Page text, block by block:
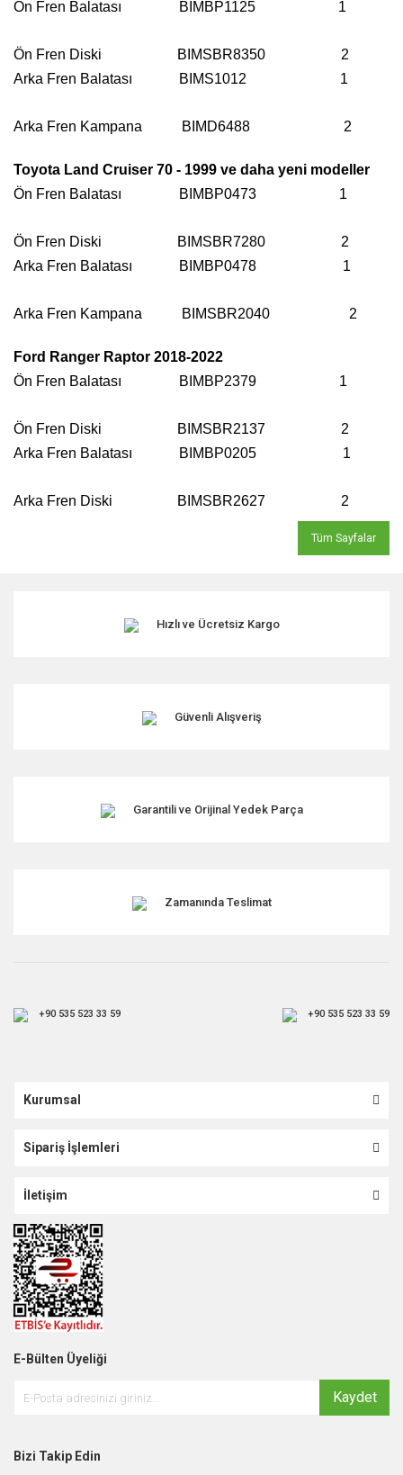
Ön Fren Balatası BIMBP1125
1
Ön Fren Diski BIMSBR8350 2
Arka Fren Balatası BIMS1012
1
Arka Fren Kampana BIMD6488 2
Toyota Land Cruiser 70 - 1999 ve daha yeni modeller
Ön Fren Balatası BIMBP0473
1
Ön Fren Diski BIMSBR7280 2
Arka Fren Balatası BIMBP0478
1
Arka Fren Kampana BIMSBR2040 2
Ford Ranger Raptor 2018-2022
Ön Fren Balatası BIMBP2379
1
Ön Fren Diski BIMSBR2137 2
Arka Fren Balatası BIMBP0205
1
Arka Fren Diski BIMSBR2627 2
Tüm Sayfalar
Hızlı ve Ücretsiz Kargo
Güvenli Alışveriş
Garantili ve Orijinal Yedek Parça
Zamanında Teslimat
+90 535 523 33 59 +90 535 523 33 59
Kurumsal
Sipariş İşlemleri
İletişim
E-Bülten Üyeliği
Kaydet
Bizi Takip Edin